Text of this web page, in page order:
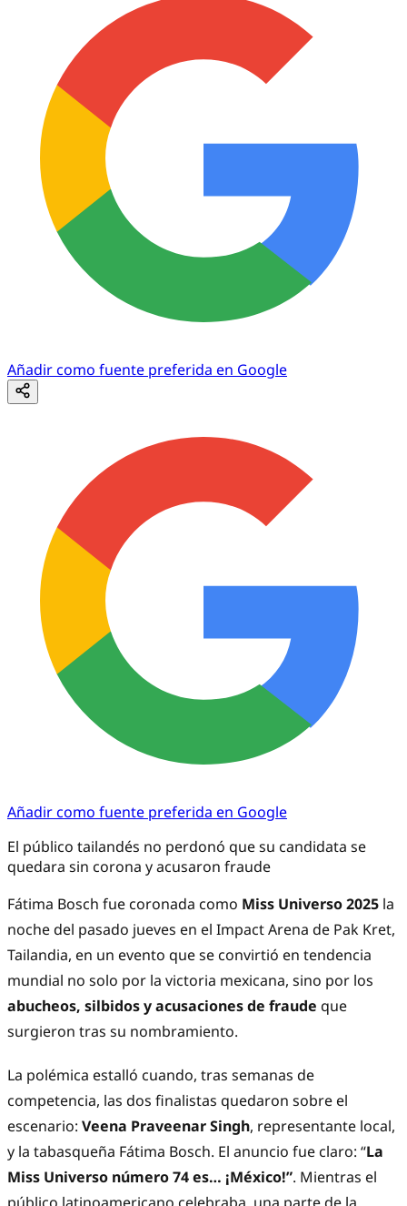
Añadir como fuente preferida en Google
Añadir como fuente preferida en Google
El público tailandés no perdonó que su candidata se
quedara sin corona y acusaron fraude
Fátima Bosch fue coronada como Miss Universo 2025 la
noche del pasado jueves en el Impact Arena de Pak Kret,
Tailandia, en un evento que se convirtió en tendencia
mundial no solo por la victoria mexicana, sino por los
abucheos, silbidos y acusaciones de fraude que
surgieron tras su nombramiento.
La polémica estalló cuando, tras semanas de
competencia, las dos finalistas quedaron sobre el
escenario: Veena Praveenar Singh, representante local,
y la tabasqueña Fátima Bosch. El anuncio fue claro: “La
Miss Universo número 74 es… ¡México!”. Mientras el